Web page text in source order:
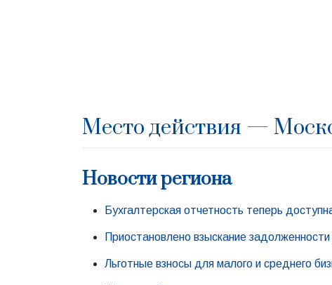
Место действия —
Новости региона
Бухгалтерская отчетность теперь
Приостановлено взыскание
Льготные взносы для малого и среднего